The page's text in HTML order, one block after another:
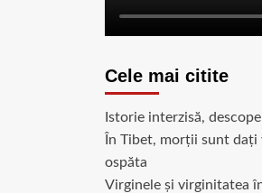
Cele mai citite
Istorie interzisă,
În Tibet, morții sunt
ospăta
Virginele şi virginitatea